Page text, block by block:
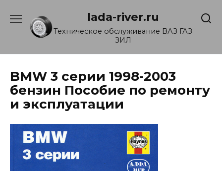
содержанию
lada-river.ru
Техническое обслуживание ВАЗ ГАЗ
ЗИЛ
BMW 3 серии 1998-2003
бензин Пособие по ремонту
и эксплуатации